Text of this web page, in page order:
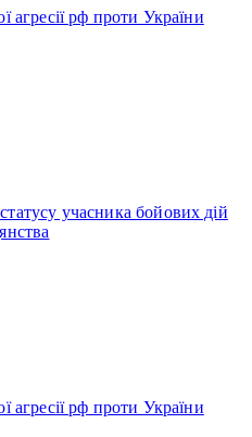
агресії рф проти України
учасника бойових дій
агресії рф проти України